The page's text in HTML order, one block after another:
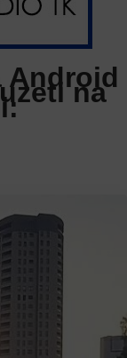
Android
na